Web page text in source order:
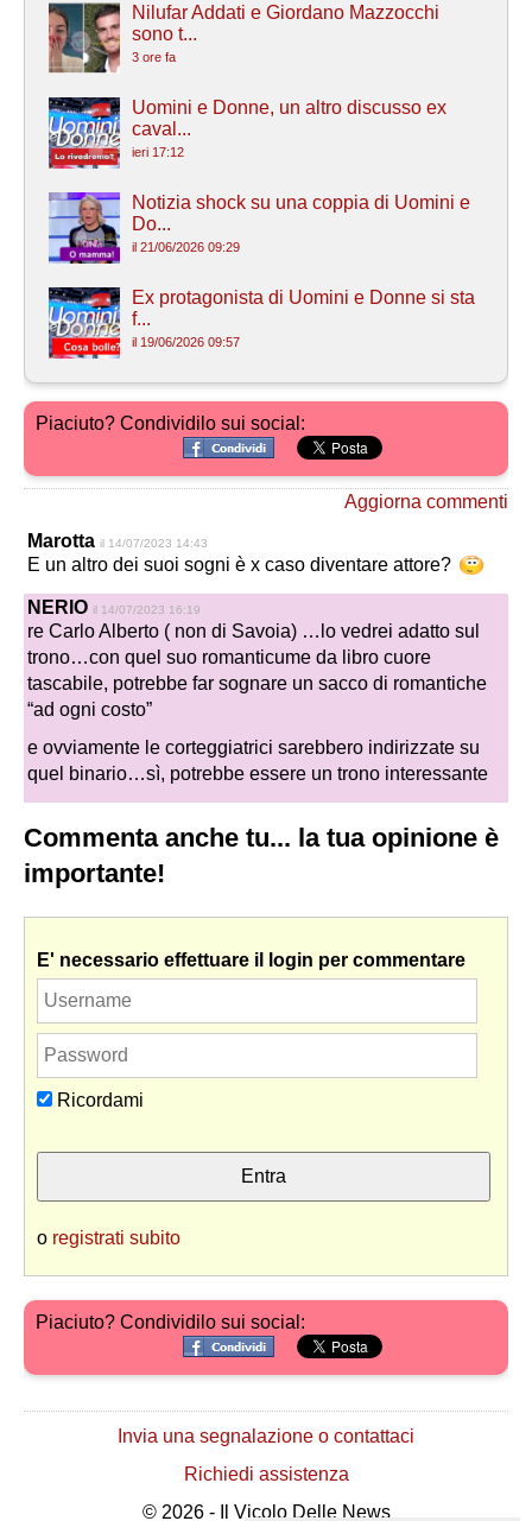
Nilufar Addati e Giordano Mazzocchi
sono t...
3 ore fa
Uomini e Donne, un altro discusso ex
caval...
ieri 17:12
Notizia shock su una coppia di Uomini e
Do...
il 21/06/2026 09:29
Ex protagonista di Uomini e Donne si sta
f...
il 19/06/2026 09:57
Piaciuto? Condividilo sui social:
Aggiorna commenti
Marotta il 14/07/2023 14:43
E un altro dei suoi sogni è x caso diventare attore?
NERIO il 14/07/2023 16:19
re Carlo Alberto ( non di Savoia) …lo vedrei adatto sul
trono…con quel suo romanticume da libro cuore
tascabile, potrebbe far sognare un sacco di romantiche
“ad ogni costo”
e ovviamente le corteggiatrici sarebbero indirizzate su
quel binario…sì, potrebbe essere un trono interessante
Commenta anche tu... la tua opinione è
importante!
E' necessario effettuare il login per commentare
Ricordami
o registrati subito
Piaciuto? Condividilo sui social:
Invia una segnalazione o contattaci
Richiedi assistenza
© 2026 - Il Vicolo Delle News